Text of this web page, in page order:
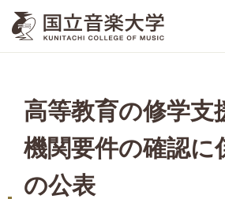
高等教育の修学
機関要件の確認に
の公表